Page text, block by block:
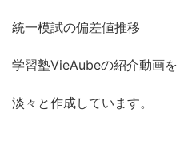
統一模試の偏差値推移
学習塾VieAubeの紹介動画を
淡々と作成しています。